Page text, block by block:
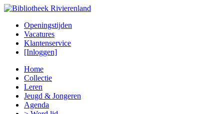
Openingstijden
Vacatures
Klantenservice
[Inloggen]
Home
Collectie
Leren
Jeugd & Jongeren
Agenda